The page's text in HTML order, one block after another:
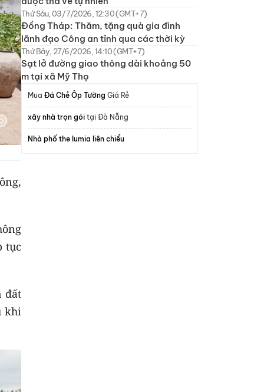
tục
đất
khi
Thứ Sáu, 03/7/2026, 12:30 (GMT+7)
Đồng Tháp: Thăm, tặng quà gia đình
lãnh đạo Công an tỉnh qua các thời kỳ
Thứ Bảy, 27/6/2026, 14:10 (GMT+7)
Sạt lở đường giao thông dài khoảng 50
m tại xã Mỹ Thọ
Mua Đá Chẻ Ốp Tường Giá Rẻ
xây nhà trọn gói tại Đà Nẵng
Nhà phố the lumia liên chiểu